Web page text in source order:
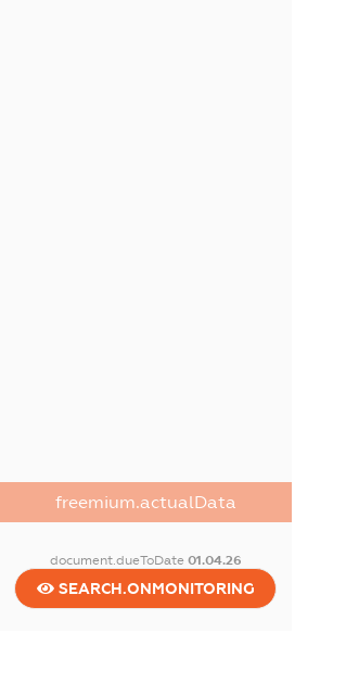
freemium.actualData
document.dueToDate 01.04.26
SEARCH.ONMONITORING